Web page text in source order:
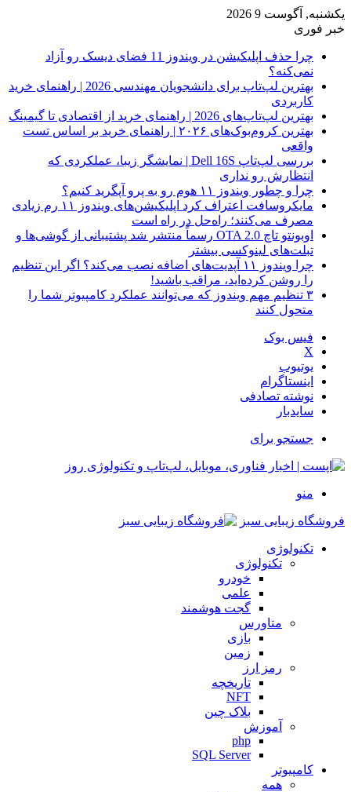
یکشنبه, آگوست 9 2026
خبر فوری
چرا حذف اپلیکیشن در ویندوز 11 فضای دیسک رو آزاد
نمی‌کنه؟
بهترین لپ‌تاپ برای دانشجویان مهندسی 2026 | راهنمای خرید
کاربردی
بهترین لپ‌تاپ‌های 2026 | راهنمای خرید از اقتصادی تا گیمینگ
بهترین کروم‌بوک‌های ۲۰۲۶ | راهنمای خرید بر اساس تست
واقعی
بررسی لپ‌تاپ Dell 16S | نمایشگر زیبا، عملکردی که
انتظارش رو نداری
چرا و چطور ویندوز ۱۱ هوم رو به پرو آپگرید کنیم؟
مایکروسافت اعتراف کرد اپلیکیشن‌های ویندوز ۱۱ رم زیادی
مصرف می‌کنند؛ راه‌حل در راه است
اوبونتو تاچ OTA 2.0 رسماً منتشر شد پشتیبانی از گوشی‌ها و
تبلت‌های لینوکسی بیشتر
چرا ویندوز ۱۱ آپدیت‌های اضافه نصب می‌کند؟ اگر این تنظیم
را روشن کرده‌اید، مراقب باشید!
۳ تنظیم مهم ویندوز که می‌توانند عملکرد کامپیوتر شما را
متحول کنند
فیس بوک
X
یوتیوب
اینستاگرام
نوشته تصادفی
سایدبار
جستجو برای
منو
فروشگاه زیبایی سبز
تکنولوژی
تکنولوژی
خودرو
علمی
گجت هوشمند
متاورس
بازی
زمین
رمز ارز
تاریخچه
NFT
بلاک چین
آموزش
php
SQL Server
کامپیوتر
همه